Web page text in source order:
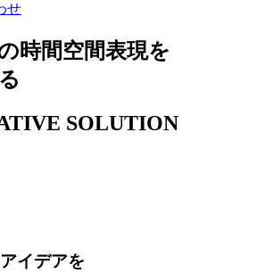
せ
時間空間表現を
SOLUTION
イデアを